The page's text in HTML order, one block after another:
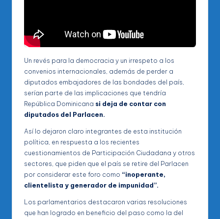
Un revés para la democracia y un irrespeto a los
convenios internacionales, además de perder a
diputados embajadores de las bondades del país,
serían parte de las implicaciones que tendría
República Dominicana si deja de contar con
diputados del Parlacen.
Así lo dejaron claro integrantes de esta institución
política, en respuesta a los recientes
cuestionamientos de Participación Ciudadana y otros
sectores, que piden que el país se retire del Parlacen
por considerar este foro como “inoperante,
clientelista y generador de impunidad”.
Los parlamentarios destacaron varias resoluciones
que han logrado en beneficio del paso como la del